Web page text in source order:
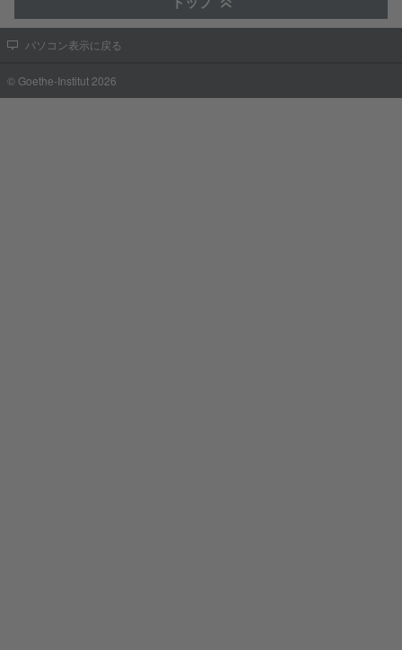
パソコン表示に戻る
© Goethe-Institut 2026